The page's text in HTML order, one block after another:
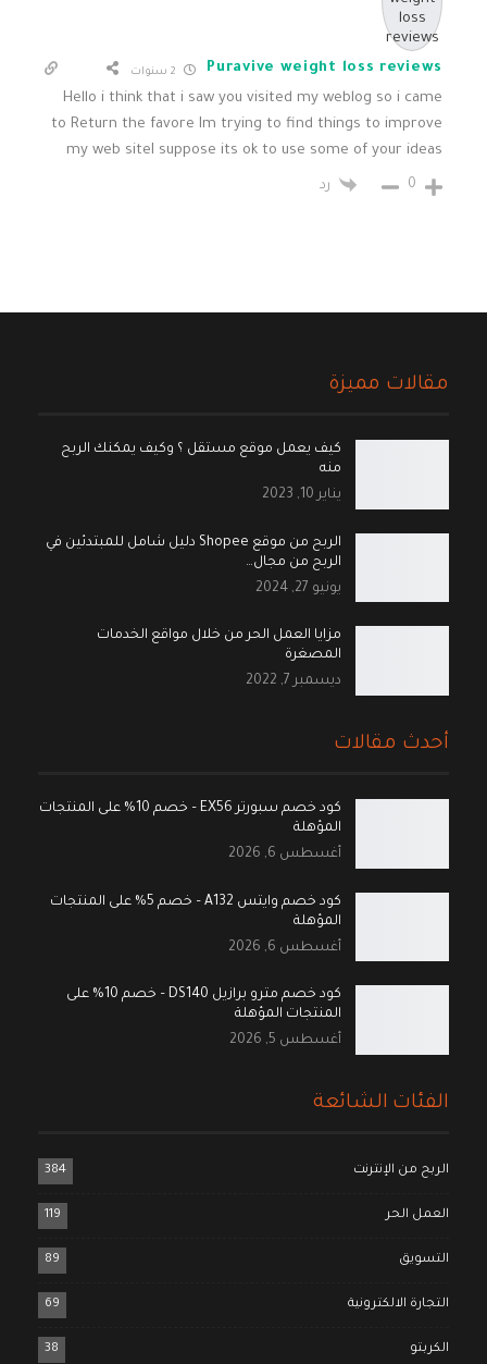
Puravive weight loss reviews
Hello i think that i saw you visited my weblog so i came
to Return the favore Im trying to find things to improve
my web siteI suppose its ok to use some of your ideas
0 رد
مقالات مميزة
كيف يعمل موقع مستقل ؟ وكيف يمكنك الربح
منه
يناير 10, 2023
الربح من موقع Shopee دليل شامل للمبتدئين في
الربح من مجال…
يونيو 27, 2024
مزايا العمل الحر من خلال مواقع الخدمات
المصغرة
ديسمبر 7, 2022
أحدث مقالات
كود خصم سبورتر EX56 – خصم 10% على المنتجات
المؤهلة
أغسطس 6, 2026
كود خصم وايتس A132 – خصم 5% على المنتجات
المؤهلة
أغسطس 6, 2026
كود خصم مترو برازيل DS140 – خصم 10% على
المنتجات المؤهلة
أغسطس 5, 2026
الفئات الشائعة
الربح من الإنترنت 384
العمل الحر 119
التسويق 89
التجارة الالكترونية 69
الكربتو 38